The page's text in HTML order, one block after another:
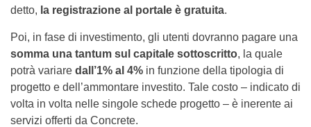
detto, la registrazione al portale è gratuita.
Poi, in fase di investimento, gli utenti dovranno pagare una
somma una tantum sul capitale sottoscritto, la quale
potrà variare dall’1% al 4% in funzione della tipologia di
progetto e dell’ammontare investito. Tale costo – indicato di
volta in volta nelle singole schede progetto – è inerente ai
servizi offerti da Concrete.